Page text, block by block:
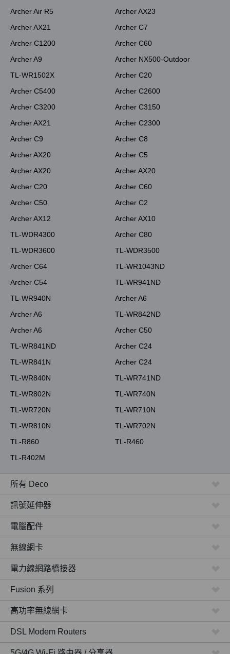
Archer Air R5
Archer AX23
Archer AX21
Archer C7
Archer C1200
Archer C60
Archer A9
Archer NX500-Outdoor
TL-WR1502X
Archer C20
Archer C5400
Archer C2600
Archer C3200
Archer C3150
Archer AX21
Archer C2300
Archer C9
Archer C8
Archer AX20
Archer C5
Archer AX20
Archer AX20
Archer C20
Archer C60
Archer C50
Archer C2
Archer AX12
Archer AX10
TL-WDR4300
Archer C80
TL-WDR3600
TL-WDR3500
Archer C64
TL-WR1043ND
Archer C54
TL-WR941ND
TL-WR940N
Archer A6
Archer A6
TL-WR842ND
Archer A6
Archer C50
TL-WR841ND
Archer C24
TL-WR841N
Archer C24
TL-WR840N
TL-WR741ND
TL-WR802N
TL-WR740N
TL-WR720N
TL-WR710N
TL-WR810N
TL-WR702N
TL-R860
TL-R460
TL-R402M
所有 Deco
訊號延伸器
電腦配件
無線網卡
電力線網路橋接器
Fusion 系列
高功率無線網卡
DSL Modem Routers